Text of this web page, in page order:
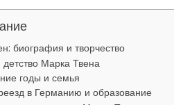
биография и творчество
Марка Твена
годы и семья
в Германию и образование